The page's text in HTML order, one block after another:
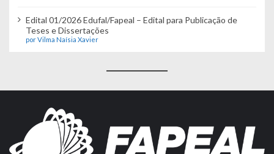
Edital 01/2026 Edufal/Fapeal – Edital para Publicação de
Teses e Dissertações
por Vilma Naísia Xavier